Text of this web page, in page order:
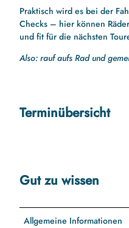
Praktisch wird es bei der
Checks – hier können
und fit für die nächsten
Also: rauf aufs Rad und
Terminübersicht
Gut zu wissen
Allgemeine Informationen